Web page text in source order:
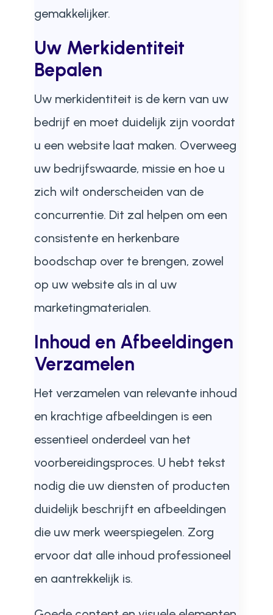
gemakkelijker.
Uw Merkidentiteit
Bepalen
Uw merkidentiteit is de kern van uw
bedrijf en moet duidelijk zijn voordat
u een website laat maken. Overweeg
uw bedrijfswaarde, missie en hoe u
zich wilt onderscheiden van de
concurrentie. Dit zal helpen om een
consistente en herkenbare
boodschap over te brengen, zowel
op uw website als in al uw
marketingmaterialen.
Inhoud en Afbeeldingen
Verzamelen
Het verzamelen van relevante inhoud
en krachtige afbeeldingen is een
essentieel onderdeel van het
voorbereidingsproces. U hebt tekst
nodig die uw diensten of producten
duidelijk beschrijft en afbeeldingen
die uw merk weerspiegelen. Zorg
ervoor dat alle inhoud professioneel
en aantrekkelijk is.